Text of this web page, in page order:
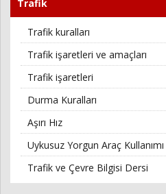
Trafik
Trafik kuralları
Trafik işaretleri ve amaçları
Trafik işaretleri
Durma Kuralları
Aşırı Hız
Uykusuz Yorgun Araç Kullanımı
Trafik ve Çevre Bilgisi Dersi